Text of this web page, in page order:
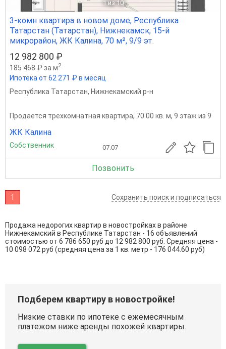
1 из 10
3-комн квартира в новом доме, Республика
Татарстан (Татарстан), Нижнекамск, 15-й
микрорайон, ЖК Калина, 70 м², 9/9 эт.
12 982 800 ₽
185 468 ₽ за м2
Ипотека от 62 271 ₽ в месяц
Республика Татарстан, Нижнекамский р-н
Продается трехкомнатная квартира, 70.00 кв. м, 9 этаж из 9
ЖК Калина
Собственник 07.07
Позвонить
1 Сохранить поиск и подписаться
Продажа недорогих квартир в новостройках в районе
Нижнекамский в Республике Татарстан - 16 объявлений
стоимостью от 6 786 650 руб до 12 982 800 руб. Средняя цена -
10 098 072 руб (средняя цена за 1 кв. метр - 176 044.60 руб)
Подберем квартиру в новостройке!
Низкие ставки по ипотеке с ежемесячным
платежом ниже аренды похожей квартиры.